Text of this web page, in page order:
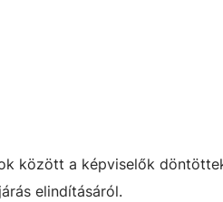
között a képviselők
elindításáról.